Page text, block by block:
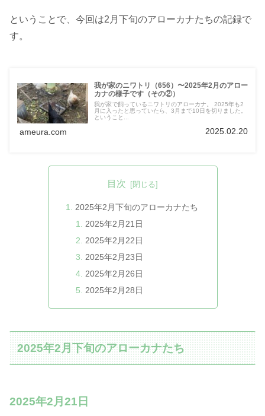
ということで、今回は2月下旬のアローカナたちの記録で
す。
我が家のニワトリ（656）〜2025年2月のアロー
カナの様子です（その②）
我が家で飼っているニワトリのアローカナ。 2025年も2
月に入ったと思っていたら、3月まで10日を切りました。
ということ...
ameura.com 2025.02.20
目次
2025年2月下旬のアローカナたち
2025年2月21日
2025年2月22日
2025年2月23日
2025年2月26日
2025年2月28日
2025年2月下旬のアローカナたち
2025年2月21日